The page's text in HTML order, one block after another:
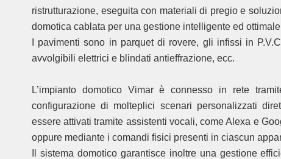
ristrutturazione, eseguita con materiali di pregio e
domotica cablata per una gestione intelligente ed
I pavimenti sono in parquet di rovere, gli infissi in
avvolgibili elettrici e blindati antieffrazione, ecc.
L’impianto domotico Vimar è connesso in rete
configurazione di molteplici scenari personalizzati
essere attivati tramite assistenti vocali, come Alexa e
oppure mediante i comandi fisici presenti in ciascun
Il sistema domotico garantisce inoltre una gestione